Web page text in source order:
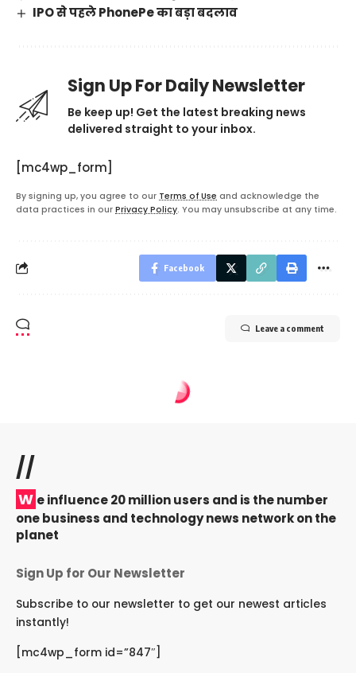
IPO से पहले PhonePe का बड़ा बदलाव
Sign Up For Daily Newsletter
Be keep up! Get the latest breaking news
delivered straight to your inbox.
[mc4wp_form]
By signing up, you agree to our Terms of Use and acknowledge the
data practices in our Privacy Policy. You may unsubscribe at any time.
Facebook
Leave a comment
//
W e influence 20 million users and is the number
one business and technology news network on the
planet
Sign Up for Our Newsletter
Subscribe to our newsletter to get our newest articles
instantly!
[mc4wp_form id=”847″]